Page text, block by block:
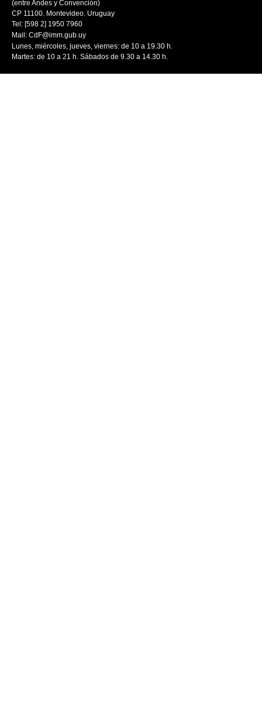
(entre Andes y Convención)
CP 11100. Montevideo. Uruguay
Tel: [598 2] 1950 7960
Mail: CdF@imm.gub.uy
Lunes, miércoles, jueves, viernes: de 10 a 19.30 h.
Martes: de 10 a 21 h. Sábados de 9.30 a 14.30 h.